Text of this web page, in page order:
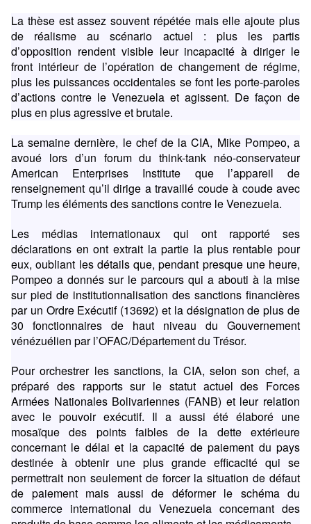
La thèse est assez souvent répétée mais elle ajoute plus
de réalisme au scénario actuel : plus les partis
d’opposition rendent visible leur incapacité à diriger le
front intérieur de l’opération de changement de régime,
plus les puissances occidentales se font les porte-paroles
d’actions contre le Venezuela et agissent. De façon de
plus en plus agressive et brutale.
La semaine dernière, le chef de la CIA, Mike Pompeo, a
avoué lors d’un forum du think-tank néo-conservateur
American Enterprises Institute que l’appareil de
renseignement qu’il dirige a travaillé coude à coude avec
Trump les éléments des sanctions contre le Venezuela.
Les médias internationaux qui ont rapporté ses
déclarations en ont extrait la partie la plus rentable pour
eux, oubliant les détails que, pendant presque une heure,
Pompeo a donnés sur le parcours qui a abouti à la mise
sur pied de institutionnalisation des sanctions financières
par un Ordre Exécutif (13692) et la désignation de plus de
30 fonctionnaires de haut niveau du Gouvernement
vénézuélien par l’OFAC/Département du Trésor.
Pour orchestrer les sanctions, la CIA, selon son chef, a
préparé des rapports sur le statut actuel des Forces
Armées Nationales Bolivariennes (FANB) et leur relation
avec le pouvoir exécutif. Il a aussi été élaboré une
mosaïque des points faibles de la dette extérieure
concernant le délai et la capacité de paiement du pays
destinée à obtenir une plus grande efficacité qui se
permettrait non seulement de forcer la situation de défaut
de paiement mais aussi de déformer le schéma du
commerce international du Venezuela concernant des